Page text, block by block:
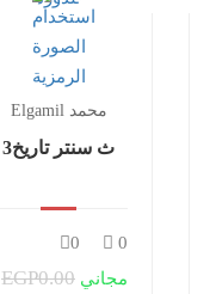
Elgamil محمد
3ث سنتر تاريخ
0
0
EGP0.00 مجاني